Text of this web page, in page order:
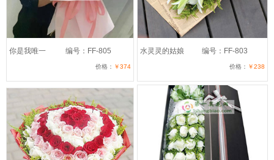
你是我唯一 编号：FF-805
价格： ￥374
水灵灵的姑娘 编号：FF-803
价格： ￥238